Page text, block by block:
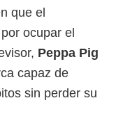
que el
ocupar el
Peppa Pig
capaz de
sin perder su